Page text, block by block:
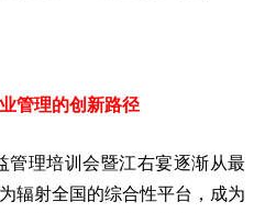
管理的创新路径
管理培训会暨江右宴逐渐从最
辐射全国的综合性平台，成为